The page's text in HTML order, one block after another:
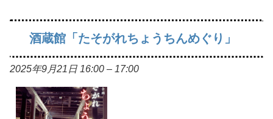
酒蔵館「たそがれちょうちんめぐり」
2025年9月21日 16:00 – 17:00